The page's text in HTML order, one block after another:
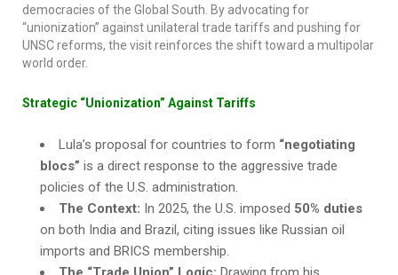
democracies of the Global South. By advocating for
“unionization” against unilateral trade tariffs and pushing for
UNSC reforms, the visit reinforces the shift toward a multipolar
world order.
Strategic “Unionization” Against Tariffs
Lula’s proposal for countries to form “negotiating
blocs” is a direct response to the aggressive trade
policies of the U.S. administration.
The Context: In 2025, the U.S. imposed 50% duties
on both India and Brazil, citing issues like Russian oil
imports and BRICS membership.